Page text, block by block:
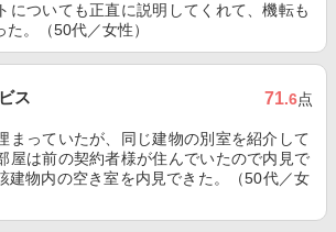
についても正直に説明してくれて、機転も
。（50代／女性）
ス 71.6点
まっていたが、同じ建物の別室を紹介して
屋は前の契約者様が住んでいたので内見で
建物内の空き室を内見できた。（50代／女